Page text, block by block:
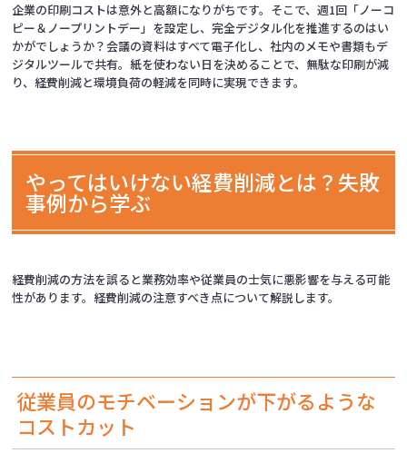
企業の印刷コストは意外と高額になりがちです。そこで、週1回「ノーコ
ピー＆ノープリントデー」を設定し、完全デジタル化を推進するのはい
かがでしょうか？会議の資料はすべて電子化し、社内のメモや書類もデ
ジタルツールで共有。紙を使わない日を決めることで、無駄な印刷が減
り、経費削減と環境負荷の軽減を同時に実現できます。
やってはいけない経費削減とは？失敗
事例から学ぶ
経費削減の方法を誤ると業務効率や従業員の士気に悪影響を与える可能
性があります。経費削減の注意すべき点について解説します。
従業員のモチベーションが下がるような
コストカット